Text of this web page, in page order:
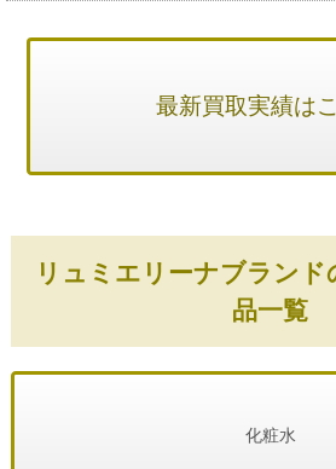
最新買取実績は
リュミエリーナブランド
品一覧
化粧水